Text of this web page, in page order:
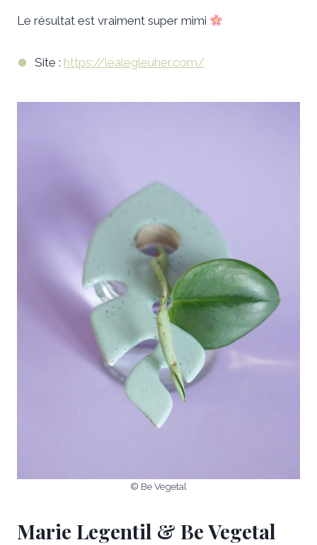
Le résultat est vraiment super mimi
Site : https://lealegleuher.com/
© Be Vegetal
Marie Legentil & Be Vegetal